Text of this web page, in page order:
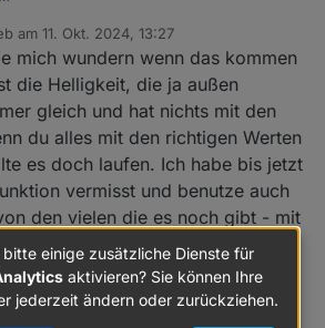
Helligkeitssensor pro Bereich
Vielleicht kommt das mit der Version
am 11. Okt. 2024, 13:27
editiert von
mich wundern wenn das kommen
die Helligkeit, die ja außen
gleich und hat nichts mit den
du alles mit den richtigen Werten
es doch laufen. Ich habe bis jetzt
vermisst und benutze auch
den vielen die es noch gibt - mit
bitte einige zusätzliche Dienste für
aktivieren? Sie können Ihre
jederzeit ändern oder zurückziehen.